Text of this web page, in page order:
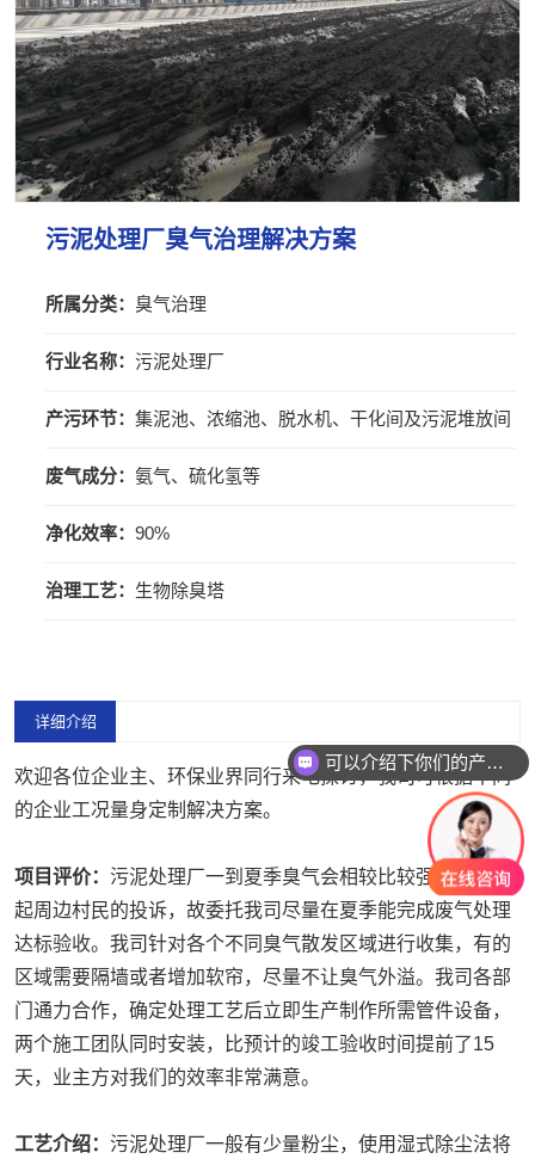
污泥处理厂臭气治理解决方案
所属分类： 臭气治理
行业名称： 污泥处理厂
产污环节： 集泥池、浓缩池、脱水机、干化间及污泥堆放间
废气成分： 氨气、硫化氢等
净化效率： 90%
治理工艺： 生物除臭塔
详细介绍
欢迎各位企业主、环保业界同行来电探讨，我司可根据不同
的企业工况量身定制解决方案。
项目评价： 污泥处理厂一到夏季臭气会相较比较强烈，会引
起周边村民的投诉，故委托我司尽量在夏季能完成废气处理
达标验收。我司针对各个不同臭气散发区域进行收集，有的
区域需要隔墙或者增加软帘，尽量不让臭气外溢。我司各部
门通力合作，确定处理工艺后立即生产制作所需管件设备，
两个施工团队同时安装，比预计的竣工验收时间提前了15
天，业主方对我们的效率非常满意。
工艺介绍： 污泥处理厂一般有少量粉尘，使用湿式除尘法将
可以介绍下你们的产品么？